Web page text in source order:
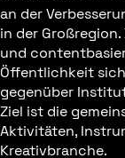
an der
in der
und
Öffentlichkeit
gegenüber
Ziel ist die
Aktivitäten,
Kreativbranche.